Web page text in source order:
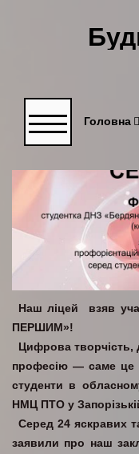
Головна
Наш ліцей взяв
ПЕРШИМ»!
Цифрова творчість,
професію — саме це
студенти в
НМЦ ПТО у
Серед 24 яскравих
заявили про наш